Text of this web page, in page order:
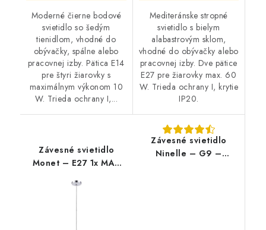
Moderné čierne bodové
svietidlo so šedým
tienidlom, vhodné do
obývačky, spálne alebo
pracovnej izby. Pätica E14
pre štyri žiarovky s
maximálnym výkonom 10
W. Trieda ochrany I,...
Mediteránske stropné
svietidlo s bielym
alabastrovým sklom,
vhodné do obývačky alebo
pracovnej izby. Dve pätice
E27 pre žiarovky max. 60
W. Trieda ochrany I, krytie
IP20.
Závesné svietidlo
Monet – E27 1x MAX
Závesné svietidlo
Ninelle – G9 –